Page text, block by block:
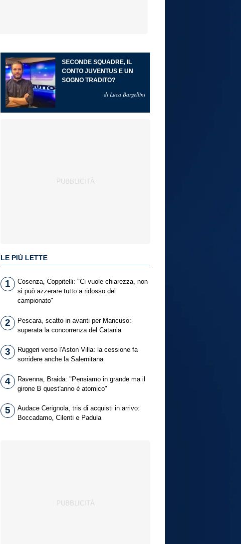
SECONDE SQUADRE, IL
CONTO JUVENTUS E UN
SOGNO TRADITO?
di Luca Bargellini
LE PIÙ LETTE
1
Cosenza, Coppitelli: "Ci vuole chiarezza, non
si può azzerare tutto a ridosso del
campionato"
2
Pescara, scatto in avanti per Mancuso:
superata la concorrenza del Catania
3
Ruggeri verso l'Aston Villa: la cessione fa
sorridere anche la Salernitana
4
Ravenna, Braida: "Pensiamo in grande ma il
girone B quest'anno è atomico"
5
Audace Cerignola, tris di acquisti in arrivo:
Boccadamo, Cilenti e Padula